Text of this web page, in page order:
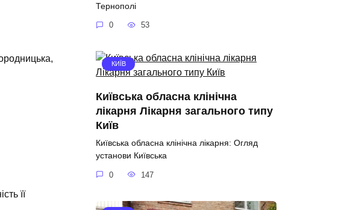
її
Тернополі
0 53
КИЇВ
Київська обласна клінічна
лікарня Лікарня загального типу
Київ
Київська обласна клінічна лікарня: Огляд
установи Київська
0 147